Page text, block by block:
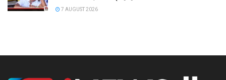
7 AUGUST 2026